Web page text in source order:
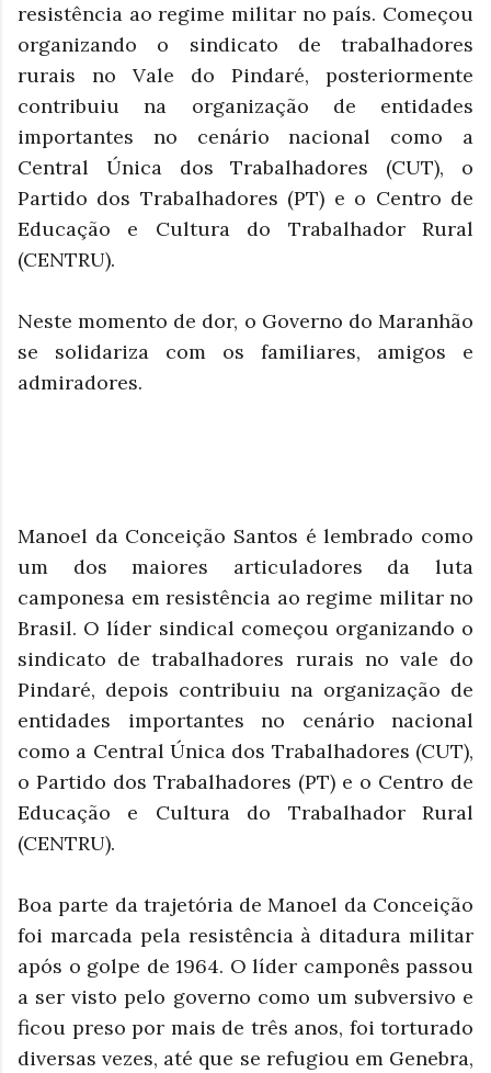
resistência ao regime militar no país. Começou
organizando o sindicato de trabalhadores
rurais no Vale do Pindaré, posteriormente
contribuiu na organização de entidades
importantes no cenário nacional como a
Central Única dos Trabalhadores (CUT), o
Partido dos Trabalhadores (PT) e o Centro de
Educação e Cultura do Trabalhador Rural
(CENTRU).
Neste momento de dor, o Governo do Maranhão
se solidariza com os familiares, amigos e
admiradores.
Manoel da Conceição Santos é lembrado como
um dos maiores articuladores da luta
camponesa em resistência ao regime militar no
Brasil. O líder sindical começou organizando o
sindicato de trabalhadores rurais no vale do
Pindaré, depois contribuiu na organização de
entidades importantes no cenário nacional
como a Central Única dos Trabalhadores (CUT),
o Partido dos Trabalhadores (PT) e o Centro de
Educação e Cultura do Trabalhador Rural
(CENTRU).
Boa parte da trajetória de Manoel da Conceição
foi marcada pela resistência à ditadura militar
após o golpe de 1964. O líder camponês passou
a ser visto pelo governo como um subversivo e
ficou preso por mais de três anos, foi torturado
diversas vezes, até que se refugiou em Genebra,